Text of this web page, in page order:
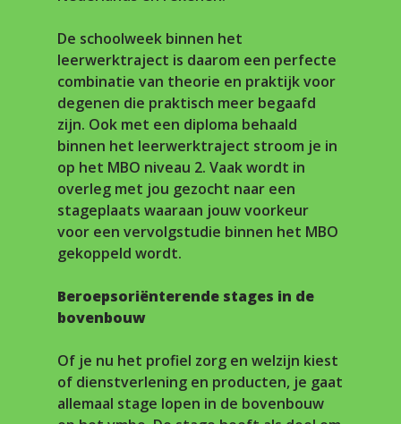
De schoolweek binnen het
leerwerktraject is daarom een perfecte
combinatie van theorie en praktijk voor
degenen die praktisch meer begaafd
zijn. Ook met een diploma behaald
binnen het leerwerktraject stroom je in
op het MBO niveau 2. Vaak wordt in
overleg met jou gezocht naar een
stageplaats waaraan jouw voorkeur
voor een vervolgstudie binnen het MBO
gekoppeld wordt.
Beroepsoriënterende stages in de
bovenbouw
Of je nu het profiel zorg en welzijn kiest
of dienstverlening en producten, je gaat
allemaal stage lopen in de bovenbouw